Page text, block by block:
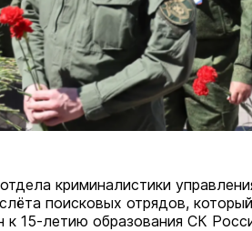
криминалистики
поисковых отрядов, который
15-летию образования СК